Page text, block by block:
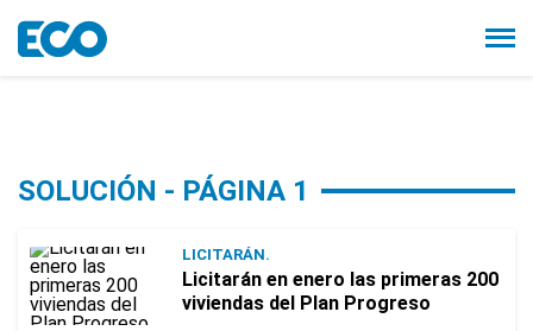
SOLUCIÓN - PÁGINA 1
LICITARÁN.
Licitarán en enero las primeras 200
viviendas del Plan Progreso